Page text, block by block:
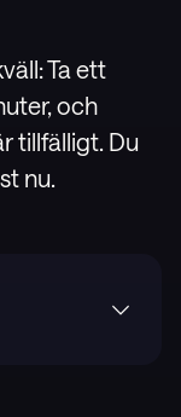
Ta ett
och
tillfälligt. Du
nu.